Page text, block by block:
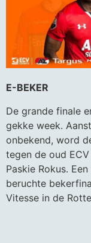
E-BEKER
De grande finale
gekke week.
onbekend, word
tegen de oud
Paskie Rokus.
beruchte
Vitesse in de